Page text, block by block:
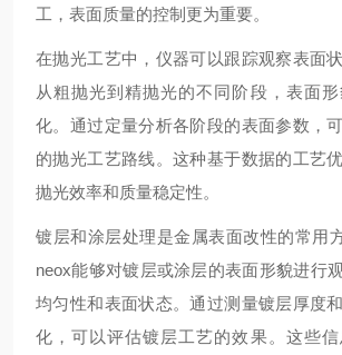
工，表面质量的控制更为重要。
在抛光工艺中，仪器可以跟踪观察表面
从粗抛光到精抛光的不同阶段，表面
化。通过定量分析各阶段的表面参数，
的抛光工艺路线。这种基于数据的工艺
抛光效率和质量稳定性。
镀层和涂层处理是金属表面改性的常用
neox能够对镀层或涂层的表面形貌进行
均匀性和表面状态。通过测量镀层厚度
化，可以评估镀层工艺的效果。这些